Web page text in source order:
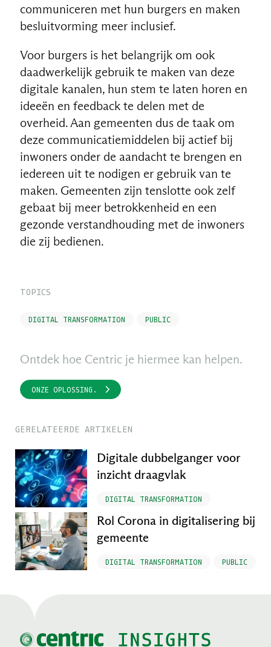
communiceren met hun burgers en maken
besluitvorming meer inclusief.
Voor burgers is het belangrijk om ook
daadwerkelijk gebruik te maken van deze
digitale kanalen, hun stem te laten horen en
ideeën en feedback te delen met de
overheid. Aan gemeenten dus de taak om
deze communicatiemiddelen bij actief bij
inwoners onder de aandacht te brengen en
iedereen uit te nodigen er gebruik van te
maken. Gemeenten zijn tenslotte ook zelf
gebaat bij meer betrokkenheid en een
gezonde verstandhouding met de inwoners
die zij bedienen.
TOPICS
DIGITAL TRANSFORMATION PUBLIC
Ontdek hoe Centric je hiermee kan helpen.
ONZE OPLOSSING.
GERELATEERDE ARTIKELEN
Digitale dubbelganger voor
inzicht draagvlak
DIGITAL TRANSFORMATION
Rol Corona in digitalisering bij
gemeente
DIGITAL TRANSFORMATION PUBLIC